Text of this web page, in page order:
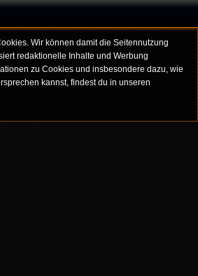
Wir können damit die Seitennutzung
redaktionelle Inhalte und Werbung
zu Cookies und insbesondere dazu, wie
kannst, findest du in unseren